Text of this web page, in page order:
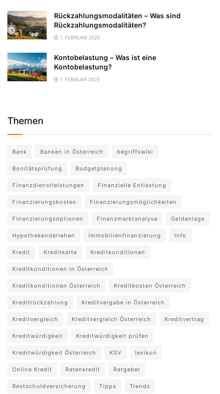
Rückzahlungsmodalitäten – Was sind
Rückzahlungsmodalitäten?
1. FEBRUAR 2025
Kontobelastung – Was ist eine
Kontobelastung?
1. FEBRUAR 2025
Themen
Bank Banken in Österreich begriffswiki
Bonitätsprüfung Budgetplanung
Finanzdienstleistungen Finanzielle Entlastung
Finanzierungskosten Finanzierungsmöglichkeiten
Finanzierungsoptionen Finanzmarktanalyse Geldanlage
Hypothekendarlehen Immobilienfinanzierung Info
Kredit Kreditkarte Kreditkonditionen
Kreditkonditionen in Österreich
Kreditkonditionen Österreich Kreditkosten Österreich
Kreditrückzahlung Kreditvergabe in Österreich
Kreditvergleich Kreditvergleich Österreich Kreditvertrag
Kreditwürdigkeit Kreditwürdigkeit prüfen
Kreditwürdigkeit Österreich KSV lexikon
Online Kredit Ratenkredit Ratgeber
Restschuldversicherung Tipps Trends